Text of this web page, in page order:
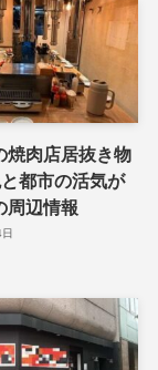
焼肉店居抜き物
都市の活気が
周辺情報